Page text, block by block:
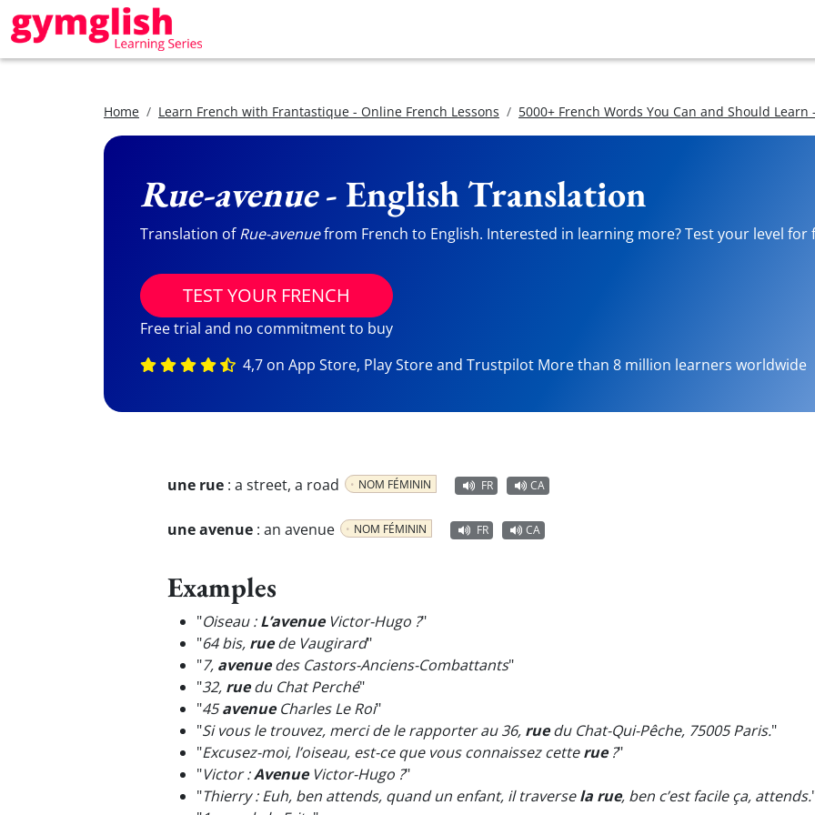
Home Learn French with Frantastique - Online French Lessons 5000+ French Words You Can and Should
Rue-avenue- English Translation
Translation ofRue-avenuefrom French to English. Interested in learning more? Test your level
TEST YOUR FRENCH
Free trial and no commitment to buy
4,7 on App Store, Play Store and Trustpilot More than 8 million learners worldwide
une rue : a street, a road NOM FÉMININ FR CA
une avenue : an avenue NOM FÉMININ FR CA
Examples
"Oiseau :L’avenueVictor-Hugo ?"
"64 bis, ruede Vaugirard"
"7, avenuedes Castors-Anciens-Combattants"
"32, ruedu Chat Perché"
"45avenueCharles Le Roi"
"Si vous le trouvez, merci de le rapporter au 36, ruedu Chat-Qui-Pêche, 75005 Paris."
"Excusez-moi, l’oiseau, est-ce que vous connaissez cetterue?"
"Victor :AvenueVictor-Hugo ?"
"Thierry : Euh, ben attends, quand un enfant, il traversela rue, ben c’est facile ça, attends.